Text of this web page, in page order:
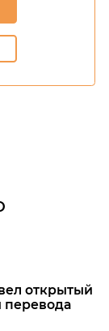
открытый
перевода